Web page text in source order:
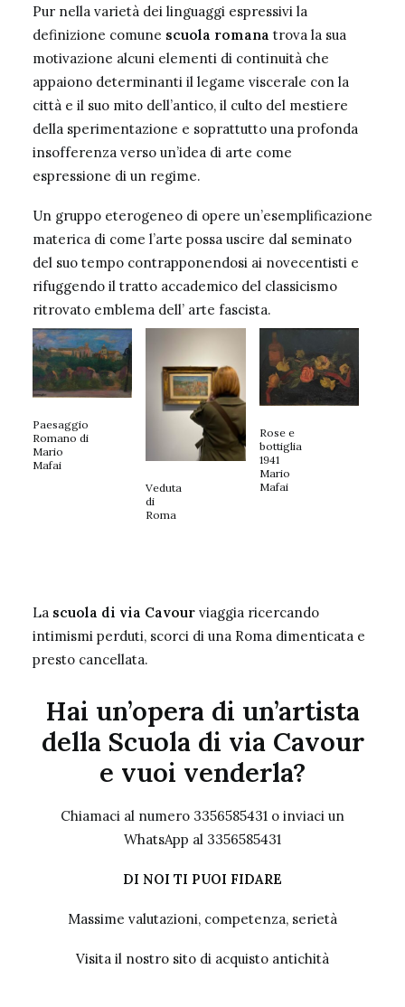
Pur nella varietà dei linguaggi espressivi la
definizione comune scuola romana trova la sua
motivazione alcuni elementi di continuità che
appaiono determinanti il legame viscerale con la
città e il suo mito dell’antico, il culto del mestiere
della sperimentazione e soprattutto una profonda
insofferenza verso un’idea di arte come
espressione di un regime.
Un gruppo eterogeneo di opere un’esemplificazione
materica di come l’arte possa uscire dal seminato
del suo tempo contrapponendosi ai novecentisti e
rifuggendo il tratto accademico del classicismo
ritrovato emblema dell’ arte fascista.
Paesaggio
Romano di
Mario
Mafai
Veduta
di
Roma
Rose e
bottiglia
1941
Mario
Mafai
La scuola di via Cavour viaggia ricercando
intimismi perduti, scorci di una Roma dimenticata e
presto cancellata.
Hai un’opera di un’artista
della Scuola di via Cavour
e vuoi venderla?
Chiamaci al numero 3356585431 o inviaci un
WhatsApp al 3356585431
DI NOI TI PUOI FIDARE
Massime valutazioni, competenza, serietà
Visita il nostro sito di acquisto antichità